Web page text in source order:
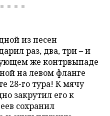
из песен
раз, два, три – и
же контрвыпаде
на левом фланге
28-го тура! К мячу
закрутил его к
сохранил